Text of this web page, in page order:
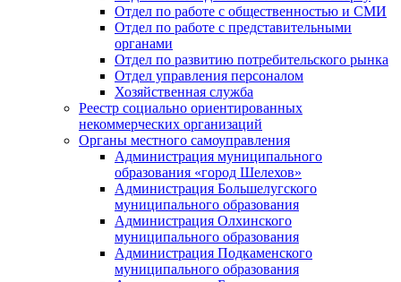
Отдел по работе с общественностью и СМИ
Отдел по работе с представительными
органами
Отдел по развитию потребительского рынка
Отдел управления персоналом
Хозяйственная служба
Реестр социально ориентированных
некоммерческих организаций
Органы местного самоуправления
Администрация муниципального
образования «город Шелехов»
Администрация Большелугского
муниципального образования
Администрация Олхинского
муниципального образования
Администрация Подкаменского
муниципального образования